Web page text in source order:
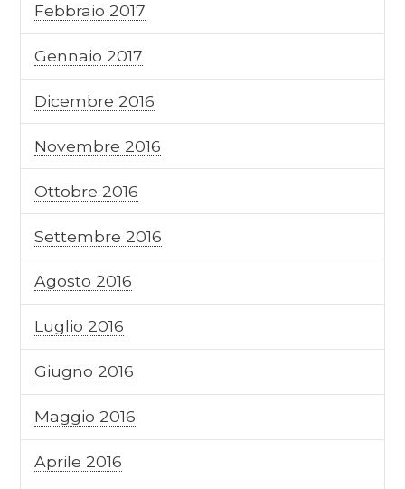
Febbraio 2017
Gennaio 2017
Dicembre 2016
Novembre 2016
Ottobre 2016
Settembre 2016
Agosto 2016
Luglio 2016
Giugno 2016
Maggio 2016
Aprile 2016